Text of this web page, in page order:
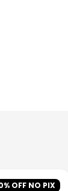
% OFF NO PIX